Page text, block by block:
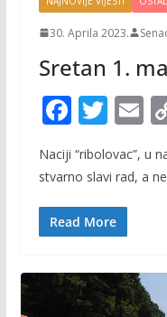
30. Aprila 2023.
Sretan 1.
F
ac
e
b
o
k
T
itt
er
E
ai
Naciji “ribolovac”, u
stvarno slavi rad, a
Read More